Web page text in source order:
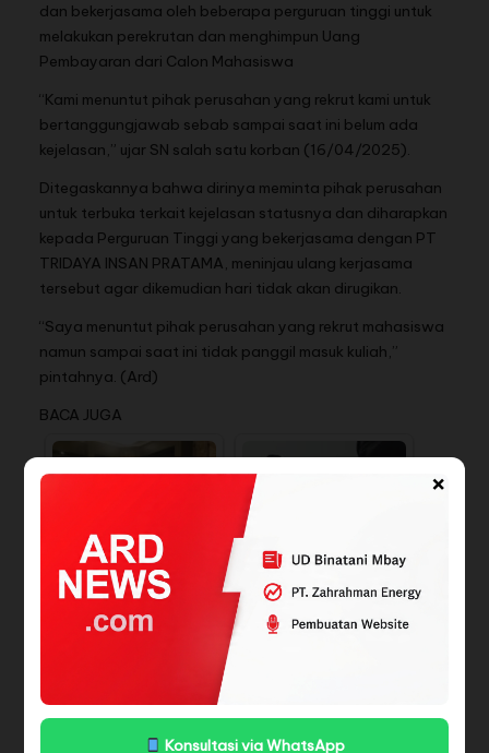
×
Konsultasi via WhatsApp
dan bekerjasama oleh beberapa perguruan tinggi untuk
melakukan perekrutan dan menghimpun Uang
Pembayaran dari Calon Mahasiswa
“Kami menuntut pihak perusahan yang rekrut kami untuk
bertanggungjawab sebab sampai saat ini belum ada
kejelasan,” ujar SN salah satu korban (16/04/2025).
Ditegaskannya bahwa dirinya meminta pihak perusahan
untuk terbuka terkait kejelasan statusnya dan diharapkan
kepada Perguruan Tinggi yang bekerjasama dengan PT
TRIDAYA INSAN PRATAMA, meninjau ulang kerjasama
tersebut agar dikemudian hari tidak akan dirugikan.
“Saya menuntut pihak perusahan yang rekrut mahasiswa
namun sampai saat ini tidak panggil masuk kuliah,”
pintahnya. (Ard)
BACA JUGA
KERUNTUHAN PROFESI
ADVOKAT' :
Kriminalisasi Advokat…
Wanita 16 Tahun di
Pengadilan…
Dukun Palsu "LE"